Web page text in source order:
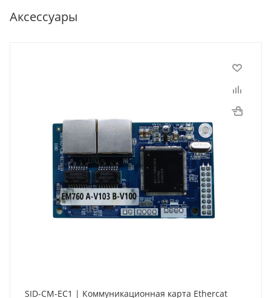
Аксессуары
SID-CM-EC1 | Коммуникационная карта Ethercat